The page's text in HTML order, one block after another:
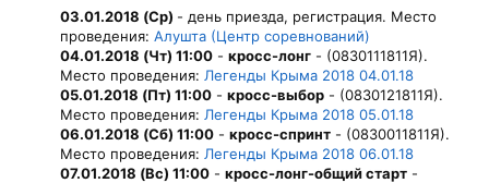
03.01.2018 (Ср) - день приезда, регистрация. Место
проведения: Алушта (Центр соревнований)
04.01.2018 (Чт) 11:00 - кросс-лонг - (0830111811Я).
Место проведения: Легенды Крыма 2018 04.01.18
05.01.2018 (Пт) 11:00 - кросс-выбор - (0830121811Я).
Место проведения: Легенды Крыма 2018 05.01.18
06.01.2018 (Сб) 11:00 - кросс-спринт - (0830011811Я).
Место проведения: Легенды Крыма 2018 06.01.18
07.01.2018 (Вс) 11:00 - кросс-лонг-общий старт -